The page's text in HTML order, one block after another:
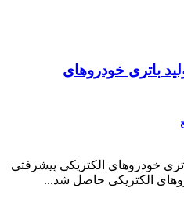
باتری خودروهای
خودروهای الکتریکی پیشرفتی
الکتریکی حاصل شد...